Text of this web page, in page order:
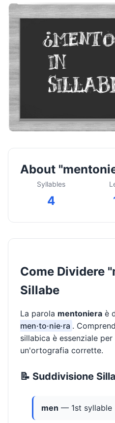
About
Syllables
4
Come Dividere
Sillabe
La parola mentoniera è
men·to·nie·ra .
sillabica è essenziale
un'ortografia corrette.
📝 Suddivisione
men — 1st syllable